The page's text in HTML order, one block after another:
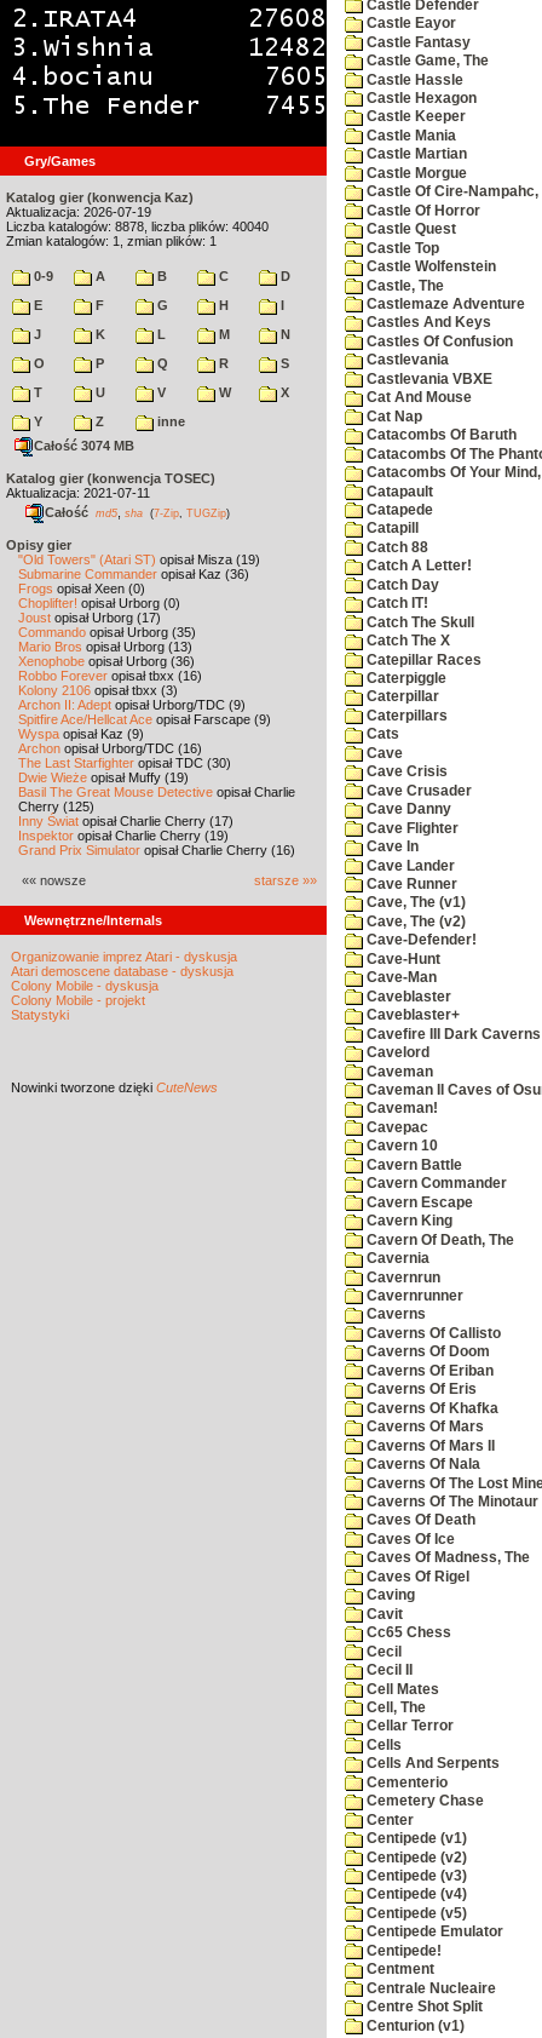
Gry/Games
Katalog gier (konwencja Kaz)
Aktualizacja: 2026-07-19
Liczba katalogów: 8878, liczba plików: 40040
Zmian katalogów: 1, zmian plików: 1
0-9 A B C
D
E
F G H
I
J
K L M
N
O
P Q R
S
T
U V W
X
Y
Z
inne
Całość 3074 MB
Katalog gier (konwencja TOSEC)
Aktualizacja: 2021-07-11
Całość md5 sha (7-Zip TUGZip)
Opisy gier
"Old Towers" (Atari ST) opisał Misza (19)
Submarine Commander opisał Kaz (36)
Frogs opisał Xeen (0)
Choplifter! opisał Urborg (0)
Joust opisał Urborg (17)
Commando opisał Urborg (35)
Mario Bros opisał Urborg (13)
Xenophobe opisał Urborg (36)
Robbo Forever opisał tbxx (16)
Kolony 2106 opisał tbxx (3)
Archon II: Adept opisał Urborg/TDC (9)
Spitfire Ace/Hellcat Ace opisał Farscape (9)
Wyspa opisał Kaz (9)
Archon opisał Urborg/TDC (16)
The Last Starfighter opisał TDC (30)
Dwie Wieże opisał Muffy (19)
Basil The Great Mouse Detective opisał Charlie
Cherry (125)
Inny Świat opisał Charlie Cherry (17)
Inspektor opisał Charlie Cherry (19)
Grand Prix Simulator opisał Charlie Cherry (16)
«« nowsze starsze »»
Wewnętrzne/Internals
Organizowanie imprez Atari - dyskusja
Atari demoscene database - dyskusja
Colony Mobile - dyskusja
Colony Mobile - projekt
Statystyki
Nowinki tworzone dzięki CuteNews
Castle Defender
Castle Eayor
Castle Fantasy
Castle Game, The
Castle Hassle
Castle Hexagon
Castle Keeper
Castle Mania
Castle Martian
Castle Morgue
Castle Of Cire-Nampahc,
Castle Of Horror
Castle Quest
Castle Top
Castle Wolfenstein
Castle, The
Castlemaze Adventure
Castles And Keys
Castles Of Confusion
Castlevania
Castlevania VBXE
Cat And Mouse
Cat Nap
Catacombs Of Baruth
Catacombs Of The
Catacombs Of Your
Catapault
Catapede
Catapill
Catch 88
Catch A Letter!
Catch Day
Catch IT!
Catch The Skull
Catch The X
Catepillar Races
Caterpiggle
Caterpillar
Caterpillars
Cats
Cave
Cave Crisis
Cave Crusader
Cave Danny
Cave Flighter
Cave In
Cave Lander
Cave Runner
Cave, The (v1)
Cave, The (v2)
Cave-Defender!
Cave-Hunt
Cave-Man
Caveblaster
Caveblaster+
Cavefire III Dark Caverns
Cavelord
Caveman
Caveman II Caves of
Caveman!
Cavepac
Cavern 10
Cavern Battle
Cavern Commander
Cavern Escape
Cavern King
Cavern Of Death, The
Cavernia
Cavernrun
Cavernrunner
Caverns
Caverns Of Callisto
Caverns Of Doom
Caverns Of Eriban
Caverns Of Eris
Caverns Of Khafka
Caverns Of Mars
Caverns Of Mars II
Caverns Of Nala
Caverns Of The Lost
Caverns Of The Minotaur
Caves Of Death
Caves Of Ice
Caves Of Madness, The
Caves Of Rigel
Caving
Cavit
Cc65 Chess
Cecil
Cecil II
Cell Mates
Cell, The
Cellar Terror
Cells
Cells And Serpents
Cementerio
Cemetery Chase
Center
Centipede (v1)
Centipede (v2)
Centipede (v3)
Centipede (v4)
Centipede (v5)
Centipede Emulator
Centipede!
Centment
Centrale Nucleaire
Centre Shot Split
Centurion (v1)